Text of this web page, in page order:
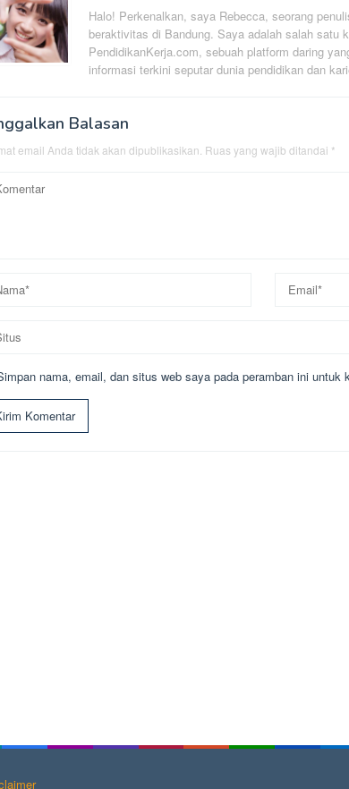
Halo! Perkenalkan, saya Rebecca, seorang
beraktivitas di Bandung. Saya adalah salah satu
PendidikanKerja.com, sebuah platform daring
informasi terkini seputar dunia pendidikan dan
Balasan
email Anda tidak akan dipublikasikan. Ruas yang wajib ditandai *
nama, email, dan situs web saya pada peramban ini untuk